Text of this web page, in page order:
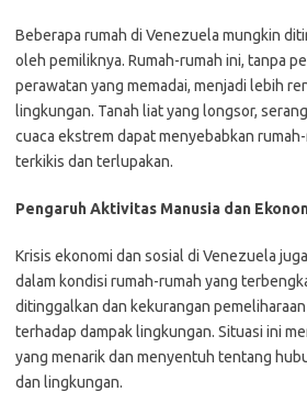
Beberapa rumah di Venezuela mungkin
oleh pemiliknya. Rumah-rumah ini, tanpa
perawatan yang memadai, menjadi lebih
lingkungan. Tanah liat yang longsor,
cuaca ekstrem dapat menyebabkan
terkikis dan terlupakan.
Pengaruh Aktivitas Manusia dan
Krisis ekonomi dan sosial di Venezuela
dalam kondisi rumah-rumah yang
ditinggalkan dan kekurangan
terhadap dampak lingkungan. Situasi ini
yang menarik dan menyentuh tentang
dan lingkungan.